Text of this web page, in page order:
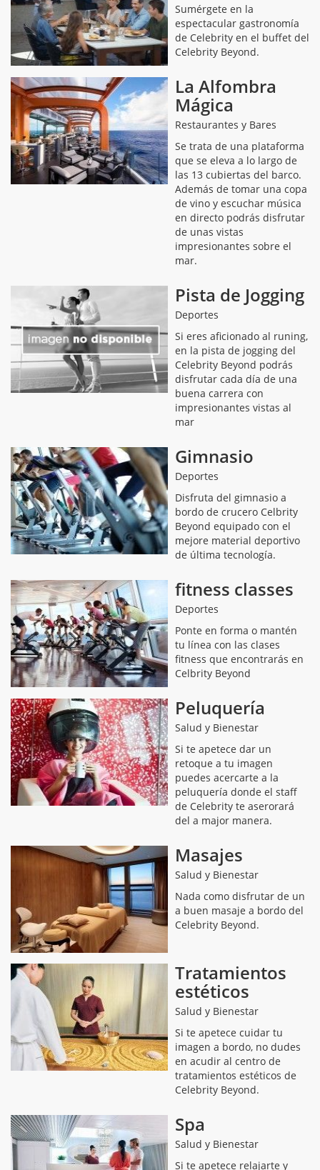
Sumérgete en la
espectacular gastronomía
de Celebrity en el buffet del
Celebrity Beyond.
La Alfombra
Mágica
Restaurantes y Bares
Se trata de una plataforma
que se eleva a lo largo de
las 13 cubiertas del barco.
Además de tomar una copa
de vino y escuchar música
en directo podrás disfrutar
de unas vistas
impresionantes sobre el
mar.
Pista de Jogging
Deportes
Si eres aficionado al runing,
en la pista de jogging del
Celebrity Beyond podrás
disfrutar cada día de una
buena carrera con
impresionantes vistas al
mar
Gimnasio
Deportes
Disfruta del gimnasio a
bordo de crucero Celbrity
Beyond equipado con el
mejore material deportivo
de última tecnología.
fitness classes
Deportes
Ponte en forma o mantén
tu línea con las clases
fitness que encontrarás en
Celbrity Beyond
Peluquería
Salud y Bienestar
Si te apetece dar un
retoque a tu imagen
puedes acercarte a la
peluquería donde el staff
de Celebrity te aserorará
del a major manera.
Masajes
Salud y Bienestar
Nada como disfrutar de un
a buen masaje a bordo del
Celebrity Beyond.
Tratamientos
estéticos
Salud y Bienestar
Si te apetece cuidar tu
imagen a bordo, no dudes
en acudir al centro de
tratamientos estéticos de
Celebrity Beyond.
Spa
Salud y Bienestar
Si te apetece relajarte y